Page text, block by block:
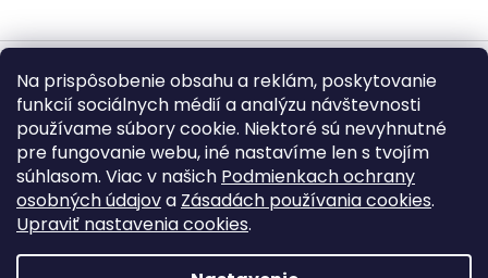
Na prispôsobenie obsahu a reklám, poskytovanie
funkcií sociálnych médií a analýzu návštevnosti
používame súbory cookie. Niektoré sú nevyhnutné
pre fungovanie webu, iné nastavíme len s tvojím
súhlasom. Viac v našich Podmienkach ochrany
osobných údajova Zásadách používania cookies.
Upraviť nastavenia cookies.
Vytvoril Shoptet
Copyright 2026BUMBA.sk. Všetky práva vyhradené.
Upraviť nastavenie cookies
©2026BUMBA.sk – Kopírovanie textov, fotografií,
produktových popisov a grafických prvkov bez písomného